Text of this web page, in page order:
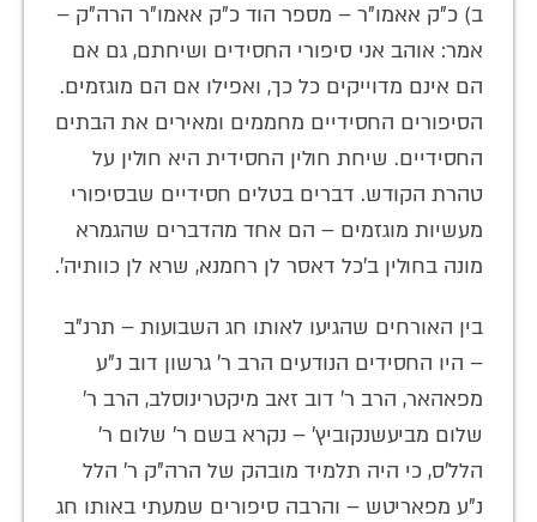
ב) כ"ק אאמו"ר – מספר הוד כ"ק אאמו"ר הרה"ק –
אמר: אוהב אני סיפורי החסידים ושיחתם, גם אם
הם אינם מדוייקים כל כך, ואפילו אם הם מוגזמים.
הסיפורים החסידיים מחממים ומאירים את הבתים
החסידיים. שיחת חולין החסידית היא חולין על
טהרת הקודש. דברים בטלים חסידיים שבסיפורי
מעשיות מוגזמים – הם אחד מהדברים שהגמרא
מונה בחולין ב'כל דאסר לן רחמנא, שרא לן כוותיה'.
בין האורחים שהגיעו לאותו חג השבועות – תרנ"ב
– היו החסידים הנודעים הרב ר' גרשון דוב נ"ע
מפאהאר, הרב ר' דוב זאב מיקטרינוסלב, הרב ר'
שלום מביעשנקוביץ' – נקרא בשם ר' שלום ר'
הלל'ס, כי היה תלמיד מובהק של הרה"ק ר' הלל
נ"ע מפאריטש – והרבה סיפורים שמעתי באותו חג